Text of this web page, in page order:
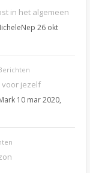
in het algemeen
26 okt
voor jezelf
10 mar 2020,